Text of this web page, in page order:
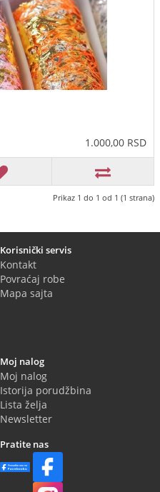
1.000,00 RSD
Prikaz 1 do 1 od 1 (1 strana)
Korisnički servis
Kontakt
Povraćaj robe
Mapa sajta
Moj nalog
Moj nalog
Istorija porudžbina
Lista želja
Newsletter
Pratite nas